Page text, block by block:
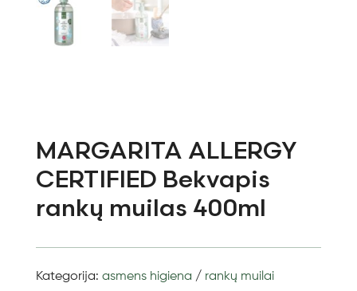
MARGARITA ALLERGY
CERTIFIED Bekvapis
rankų muilas 400ml
Kategorija: asmens higiena / rankų muilai